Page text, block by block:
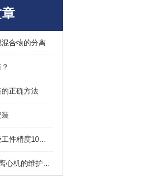
合物的分离
正确方法
【制造】加工百吨级工件精度10微米，它是如何做到的
GK1250型卧式刮刀离心机的维护保养方法